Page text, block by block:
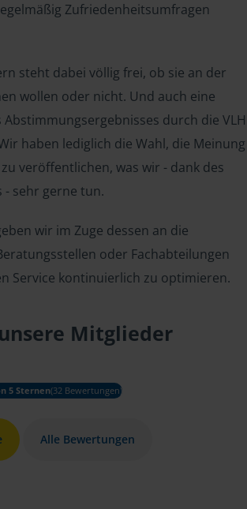
Zufriedenheitsumfragen
steht dabei völlig frei, ob sie an der
wollen oder nicht. Und auch eine
Abstimmungsergebnisses durch die VLH
haben lediglich die Wahl, die Meinung
veröffentlichen, was wir - dank des
- sehr gerne tun.
wir im Zuge dessen an die
oder Fachabteilungen
Service kontinuierlich zu optimieren.
Mitglieder
5 Sternen(32 Bewertungen)
Alle Bewertungen